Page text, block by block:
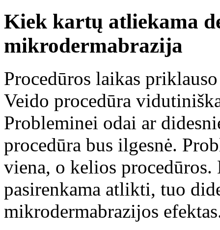
Kiek kartų atliekama
mikrodermabrazija
Procedūros laikas
Veido procedūra
Probleminei odai ar
procedūra bus ilgesnė.
viena, o kelios
pasirenkama atlikti, tuo
mikrodermabrazijos